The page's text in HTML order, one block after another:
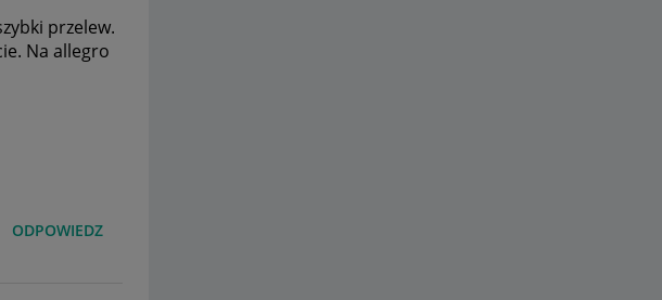
przelew.
Na allegro
ODPOWIEDZ